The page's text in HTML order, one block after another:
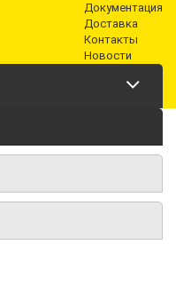
Документация
Доставка
Контакты
Новости